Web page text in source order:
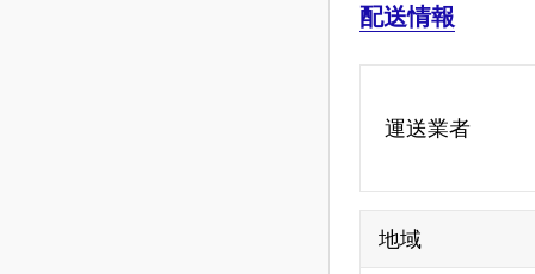
配送情報
運送業者
地域